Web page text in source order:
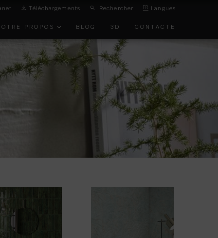
Téléchargements Rechercher FR Langues
PROPOS
DE
BLOG 3D CONTACTE